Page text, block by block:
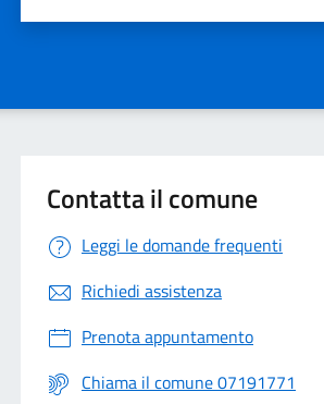
Contatta il comune
Leggi le domande frequenti
Richiedi assistenza
Prenota appuntamento
Chiama il comune 07191771